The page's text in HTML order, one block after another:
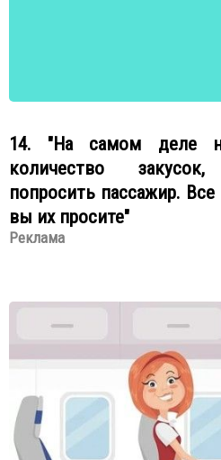
14. "На самом деле
количество
попросить пассажир.
вы их просите"
Реклама